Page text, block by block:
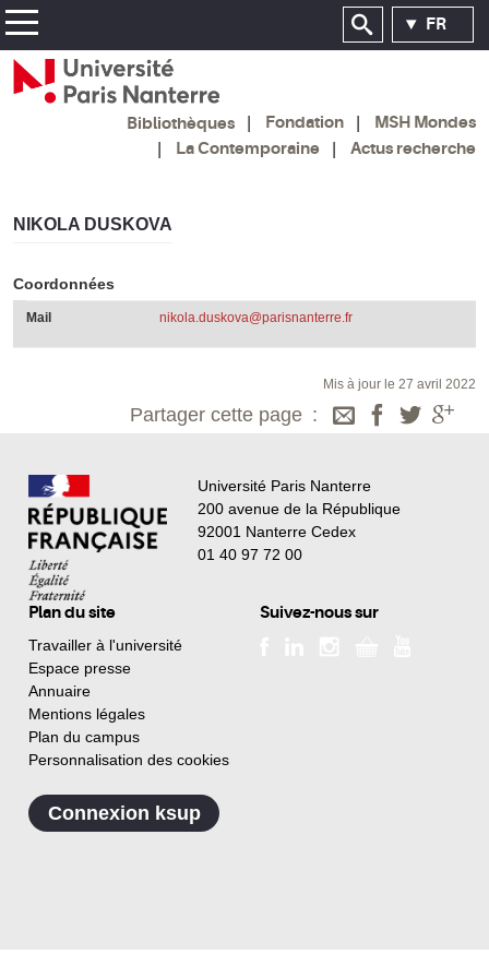
FR
Bibliothèques Fondation
MSH Mondes
La Contemporaine
Actus recherche
NIKOLA DUSKOVA
Coordonnées
Mail nikola.duskova@parisnanterre.fr
Mis à jour le 27 avril 2022
Partager cette page
Université Paris Nanterre
200 avenue de la République
92001 Nanterre Cedex
01 40 97 72 00
Plan du site
Travailler à l'université
Espace presse
Annuaire
Mentions légales
Plan du campus
Personnalisation des cookies
Suivez-nous sur
Connexion ksup